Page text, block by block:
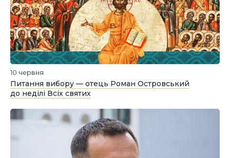
10 червня
Питання вибору — отець Роман Островський
до неділі Всіх святих